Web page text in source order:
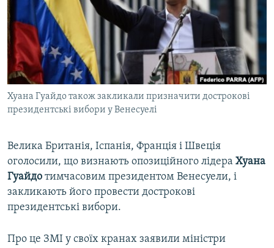
СПЕЦПРОЕКТИ
ДЕПОРТАЦІЯ
ВІДЕОУРОКИ «ELIFBE»
СВІДЧЕННЯ ОКУПАЦІЇ
УКРАЇНСЬКА ПРОБЛЕМА КРИМУ
ЯК ОБІЙТИ БЛОКУВАННЯ
Русский
Qırımtatar
Усі сайти RFE/RL
Хуана Гуайдо також закликали призначити дострокові
президентські вибори у Венесуелі
Велика Британія, Іспанія, Франція і Швеція
оголосили, що визнають опозиційного лідера Хуана
Гуайдо тимчасовим президентом Венесуели, і
закликають його провести дострокові
президентські вибори.
Про це ЗМІ у своїх кранах заявили міністри